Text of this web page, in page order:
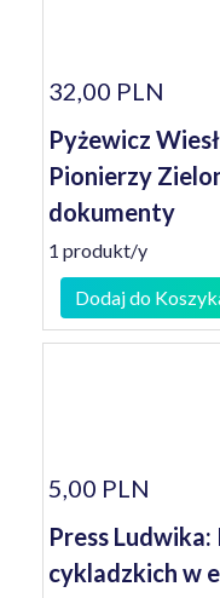
32,00 PLN
Pyżewicz
Pionierzy
dokumenty
1 produkt/y
Dodaj do
5,00 PLN
Press
cykladzkich w